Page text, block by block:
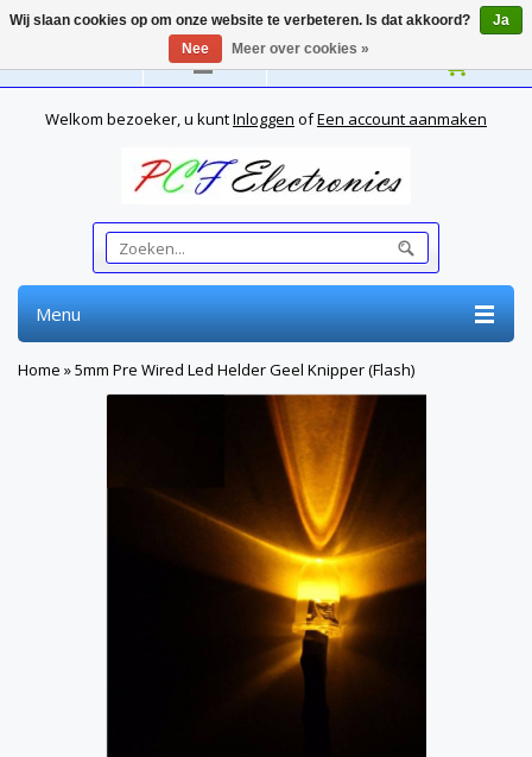
Nederlands
Welkom bezoeker, u kuntInloggen ofEen account aanmaken
Menu
Home »5mm Pre Wired Led Helder Geel Knipper (Flash)
Wij slaan cookies op om onze website te verbeteren. Is dat akkoord?
Ja
Nee
Meer over cookies »